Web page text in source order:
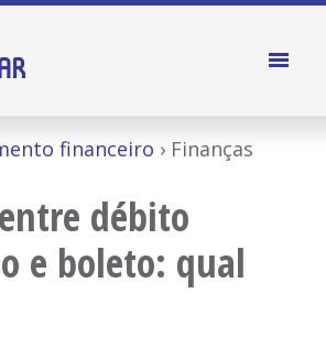
financeiro Finanças
débito
e boleto: qual